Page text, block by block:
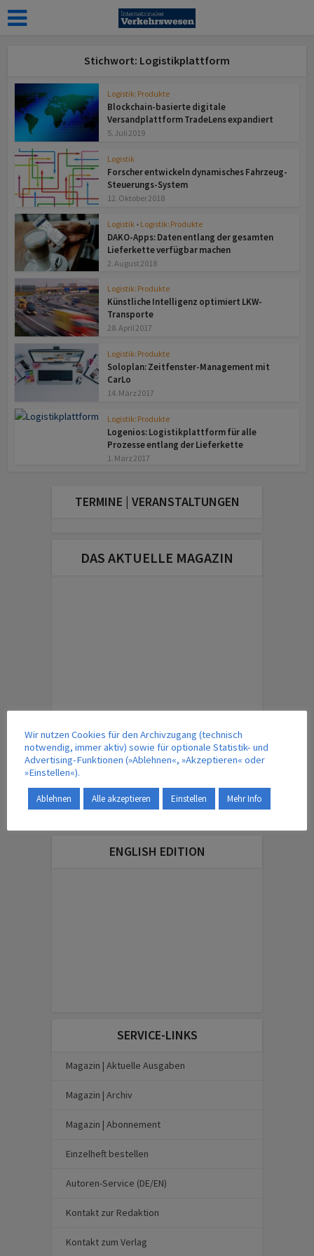
Stichwort: Logistikplattform
Logistik: Produkte
Blockchain-basierte digitale
Versandplattform TradeLens expandiert
5. Juli 2019
Logistik
Forscher entwickeln dynamisches Fahrzeug-
Steuerungs-System
12. Oktober 2018
Logistik • Logistik: Produkte
DAKO-Apps: Daten entlang der gesamten
Lieferkette verfügbar machen
2. August 2018
Logistik: Produkte
Künstliche Intelligenz optimiert LKW-
Transporte
28. April 2017
Logistik: Produkte
Soloplan: Zeitfenster-Management mit
CarLo
14. März 2017
Logistik: Produkte
Logenios: Logistikplattform für alle
Prozesse entlang der Lieferkette
1. März 2017
TERMINE | VERANSTALTUNGEN
DAS AKTUELLE MAGAZIN
ÜBERSICHT – MAGAZINBEITRÄGE
IM VERLAG ERSCHEINT AUCH …
ENGLISH EDITION
SERVICE-LINKS
Magazin | Aktuelle Ausgaben
Magazin | Archiv
Magazin | Abonnement
Einzelheft bestellen
Autoren-Service (DE/EN)
Kontakt zur Redaktion
Kontakt zum Verlag
Wir nutzen Cookies für den Archivzugang (technisch
notwendig, immer aktiv) sowie für optionale Statistik- und
Advertising-Funktionen (»Ablehnen«, »Akzeptieren« oder
»Einstellen«).
Ablehnen Alle akzeptieren Einstellen Mehr Info